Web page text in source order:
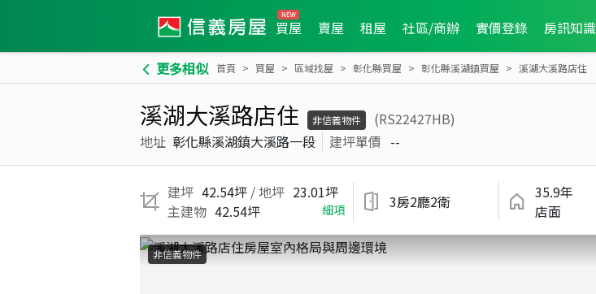
買屋 賣屋 租屋 社區/商辦 實價登錄 房訊知識
更多相似 首頁 買屋 區域找屋 彰化縣買屋 彰化縣溪湖鎮買屋 溪湖大溪路店住
溪湖大溪路店住 非信義物件
(RS22427HB)
地址 彰化縣溪湖鎮大溪路一段 建坪單價 --
建坪 42.54坪 / 地坪 23.01坪
主建物 42.54坪 細項 3房2廳2衛
35.9年
店面
非信義物件